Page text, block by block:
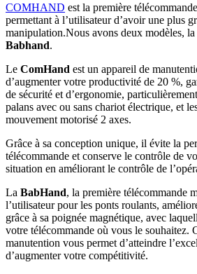
COMHAND est la première
permettant à l’utilisateur d’avoir une plus
manipulation.Nous avons deux modèles, la
Babhand.
Le ComHand est un appareil de
d’augmenter votre productivité de 20 %,
de sécurité et d’ergonomie,
palans avec ou sans chariot électrique, et
mouvement motorisé 2 axes.
Grâce à sa conception unique, il évite la
télécommande et conserve le contrôle de
situation en améliorant le contrôle de
La BabHand, la première télécommande
l’utilisateur pour les ponts roulants,
grâce à sa poignée magnétique, avec
votre télécommande où vous le souhaitez.
manutention vous permet d’atteindre
d’augmenter votre compétitivité.